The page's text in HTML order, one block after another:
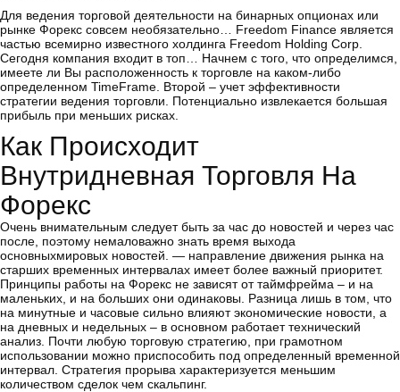
Для ведения торговой деятельности на бинарных опционах или
рынке Форекс совсем необязательно… Freedom Finance является
частью всемирно известного холдинга Freedom Holding Corp.
Сегодня компания входит в топ… Начнем с того, что определимся,
имеете ли Вы расположенность к торговле на каком-либо
определенном TimeFrame. Второй – учет эффективности
стратегии ведения торговли. Потенциально извлекается большая
прибыль при меньших рисках.
Как Происходит
Внутридневная Торговля На
Форекс
Очень внимательным следует быть за час до новостей и через час
после, поэтому немаловажно знать время выхода
основныхмировых новостей. — направление движения рынка на
старших временных интервалах имеет более важный приоритет.
Принципы работы на Форекс не зависят от таймфрейма – и на
маленьких, и на больших они одинаковы. Разница лишь в том, что
на минутные и часовые сильно влияют экономические новости, а
на дневных и недельных – в основном работает технический
анализ. Почти любую торговую стратегию, при грамотном
использовании можно приспособить под определенный временной
интервал. Стратегия прорыва характеризуется меньшим
количеством сделок чем скальпинг.